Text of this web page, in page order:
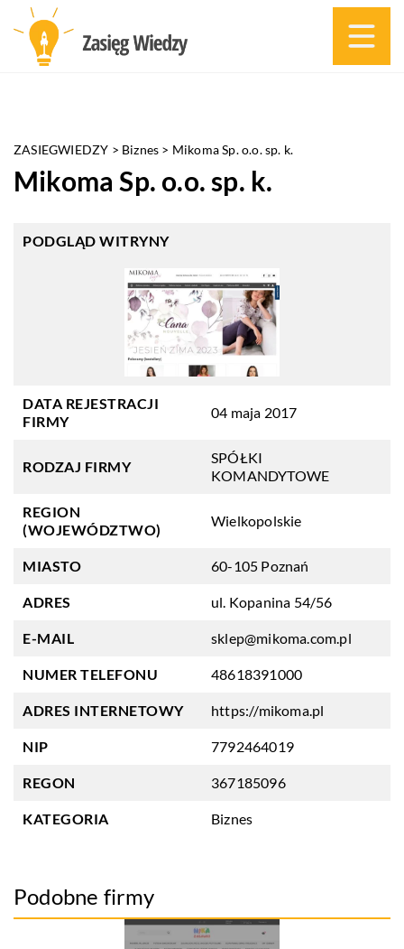
ZASIEGWIEDZY > Biznes > Mikoma Sp. o.o. sp. k.
Mikoma Sp. o.o. sp. k.
PODGLĄD WITRYNY
DATA REJESTRACJI
FIRMY
04 maja 2017
RODZAJ FIRMY
SPÓŁKI
KOMANDYTOWE
REGION
(WOJEWÓDZTWO)
Wielkopolskie
MIASTO 60-105 Poznań
ADRES ul. Kopanina 54/56
E-MAIL sklep@mikoma.com.pl
NUMER TELEFONU 48618391000
ADRES INTERNETOWY https://mikoma.pl
NIP 7792464019
REGON 367185096
KATEGORIA Biznes
Podobne firmy